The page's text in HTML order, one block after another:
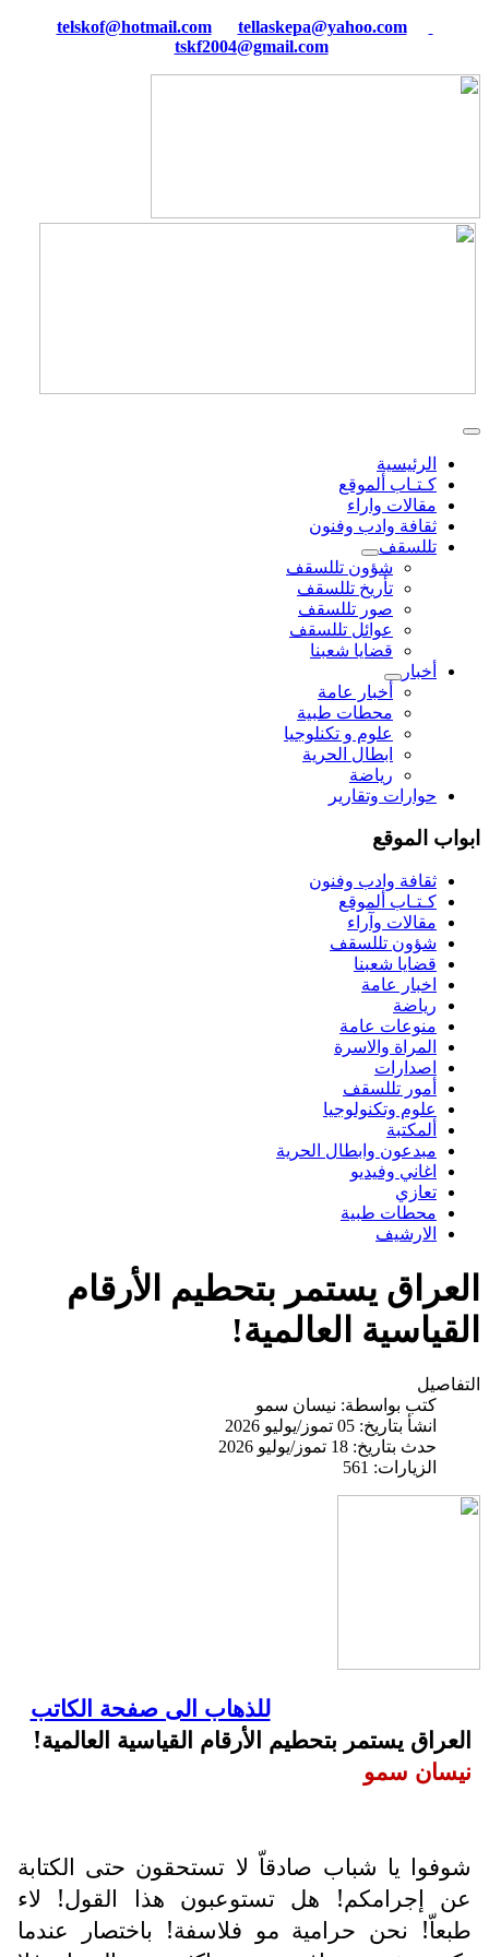
tellaskepa@yahoo.com
tskf2004@gmail.com
الرئيسية
كـتـاب ألموقع
مقالات واراء
ثقافة وادب وفنون
تللسقف
شؤون تللسقف
تأريخ تللسقف
صور تللسقف
عوائل تللسقف
قضايا شعبنا
أخبار
أخبار عامة
محطات طبية
علوم و تکنلوجیا
ابطال الحرية
رياضة
حوارات وتقارير
ابواب الموقع
ثقافة وادب وفنون
كـتـاب ألموقع
مقالات وآراء
شؤون تللسقف
قضايا شعبنا
اخبار عامة
رياضة
منوعات عامة
المراة والاسرة
اصدارات
أمور تللسقف
علوم وتكنولوجيا
ألمكتبة
مبدعون وابطال الحرية
اغاني وفيديو
تعازي
محطات طبية
الارشيف
العراق يستمر بتحطيم الأرقام
القياسية العالمية!
التفاصيل
كتب بواسطة: نيسان سمو
انشأ بتاريخ: 05 تموز/يوليو 2026
حدث بتاريخ: 18 تموز/يوليو 2026
الزيارات: 561
للذهاب الى صفحة الكاتب
العراق يستمر بتحطيم الأرقام القياسية العالمية!
نيسان سمو
شوفوا يا شباب صادقاّ لا تستحقون حتى الكتابة
عن إجرامكم! هل تستوعبون هذا القول! لاء
طبعاّ! نحن حرامية مو فلاسفة! باختصار عندما